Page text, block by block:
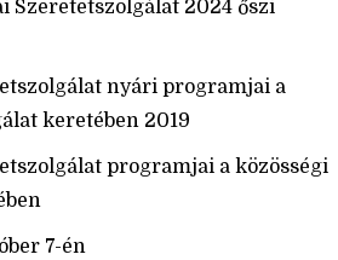
Szeretetszolgálat 2024 őszi
nyári programjai a
keretében 2019
programjai a közösségi
7-én